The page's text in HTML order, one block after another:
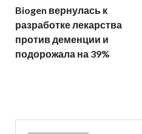
Biogen вернулась к
разработке лекарства
против деменции и
подорожала на 39%